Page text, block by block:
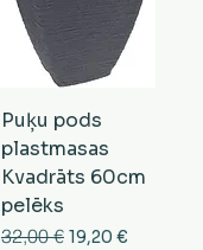
Puķu pods
plastmasas
Kvadrāts 60cm
pelēks
Parastā cena
32,00 € Izpārdošanas
19,20 €